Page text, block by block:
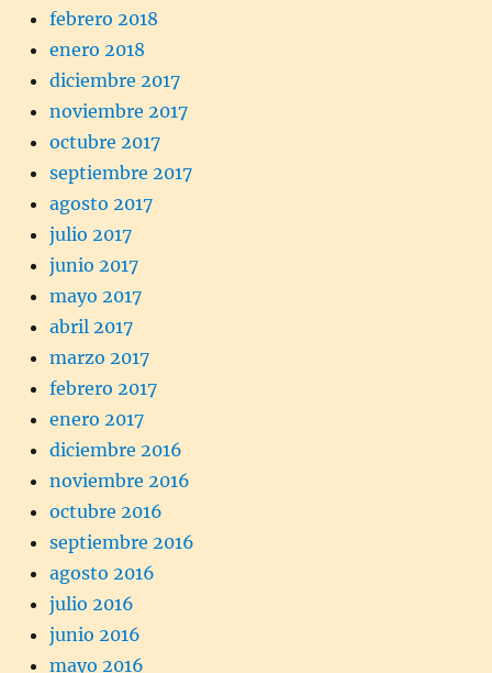
febrero 2018
enero 2018
diciembre 2017
noviembre 2017
octubre 2017
septiembre 2017
agosto 2017
julio 2017
junio 2017
mayo 2017
abril 2017
marzo 2017
febrero 2017
enero 2017
diciembre 2016
noviembre 2016
octubre 2016
septiembre 2016
agosto 2016
julio 2016
junio 2016
mayo 2016